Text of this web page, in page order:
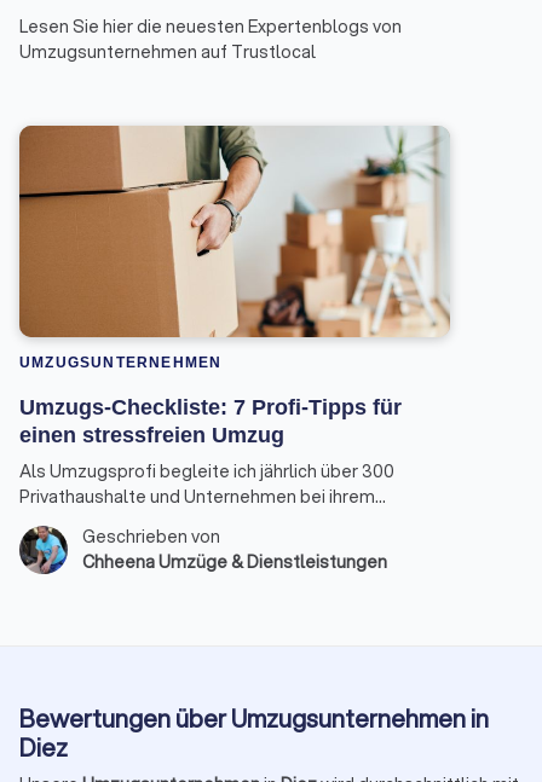
Lesen Sie hier die neuesten Expertenblogs von
Umzugsunternehmen auf Trustlocal
UMZUGSUNTERNEHMEN
Umzugs-Checkliste: 7 Profi-Tipps für
einen stressfreien Umzug
Als Umzugsprofi begleite ich jährlich über 300
Privathaushalte und Unternehmen bei ihrem
Ortswechsel. Die gute Nachricht: Mit der richtigen
Umzugsplanung kann der Tag nahezu reibungslos
und entspannt ablaufen.
Geschrieben von
Chheena Umzüge & Dienstleistungen
Bewertungen über Umzugsunternehmen in
Diez